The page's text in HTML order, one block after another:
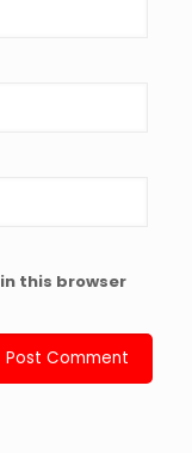
this browser